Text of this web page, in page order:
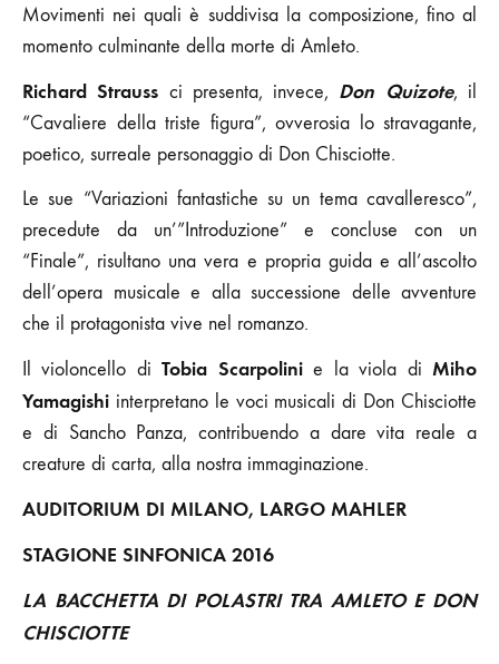
Movimenti nei quali è suddivisa la composizione, fino al
momento culminante della morte di Amleto.
Richard Strauss ci presenta, invece, Don Quizote, il
“Cavaliere della triste figura”, ovverosia lo stravagante,
poetico, surreale personaggio di Don Chisciotte.
Le sue “Variazioni fantastiche su un tema cavalleresco”,
precedute da un’”Introduzione” e concluse con un
“Finale”, risultano una vera e propria guida e all’ascolto
dell’opera musicale e alla successione delle avventure
che il protagonista vive nel romanzo.
Il violoncello diTobia Scarpolinie la viola diMiho
Yamagishi interpretano le voci musicali di Don Chisciotte
e di Sancho Panza, contribuendo a dare vita reale a
creature di carta, alla nostra immaginazione.
AUDITORIUM DI MILANO, LARGO MAHLER
STAGIONE SINFONICA 2016
LA BACCHETTA DI POLASTRI TRA AMLETO E DON
CHISCIOTTE